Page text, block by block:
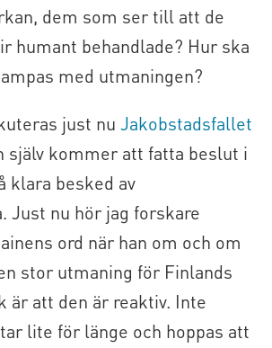
dem som ser till att de
humant behandlade? Hur ska
med utmaningen?
just nu Jakobstadsfallet
själv kommer att fatta beslut i
klara besked av
Just nu hör jag forskare
ord när han om och om
stor utmaning för Finlands
är att den är reaktiv. Inte
lite för länge och hoppas att